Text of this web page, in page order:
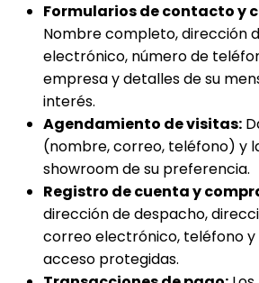
Formularios de contacto y
Nombre completo, dirección
electrónico, número de
empresa y detalles de su
interés.
Agendamiento de visitas:
(nombre, correo, teléfono) y
showroom de su preferencia.
Registro de cuenta y
dirección de despacho,
correo electrónico, teléfono
acceso protegidas.